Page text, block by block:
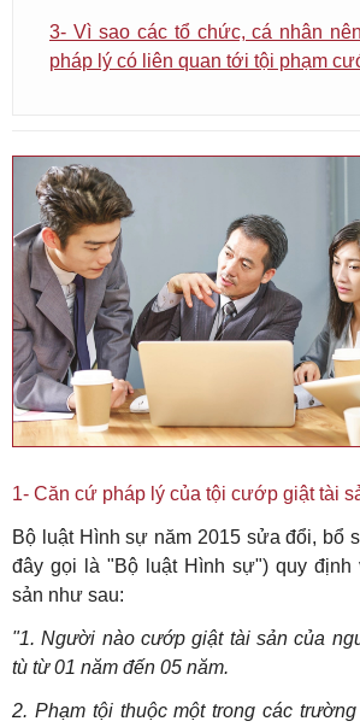
3- Vì sao các tổ chức, cá nhân
pháp lý có liên quan tới tội phạm
1- Căn cứ pháp lý của tội cướp giật tài
Bộ luật Hình sự năm 2015 sửa đổi, bổ
đây gọi là "Bộ luật Hình sự") quy
sản như sau:
"1. Người nào cướp giật tài sản của
tù từ 01 năm đến 05 năm.
2. Phạm tội thuộc một trong các